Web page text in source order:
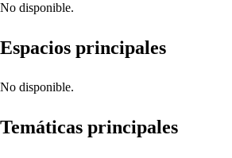
No disponible.
Espacios principales
No disponible.
Temáticas principales